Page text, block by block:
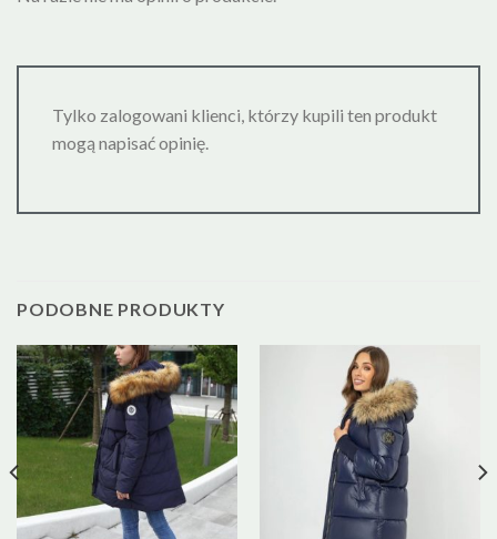
Tylko zalogowani klienci, którzy kupili ten produkt
mogą napisać opinię.
PODOBNE PRODUKTY